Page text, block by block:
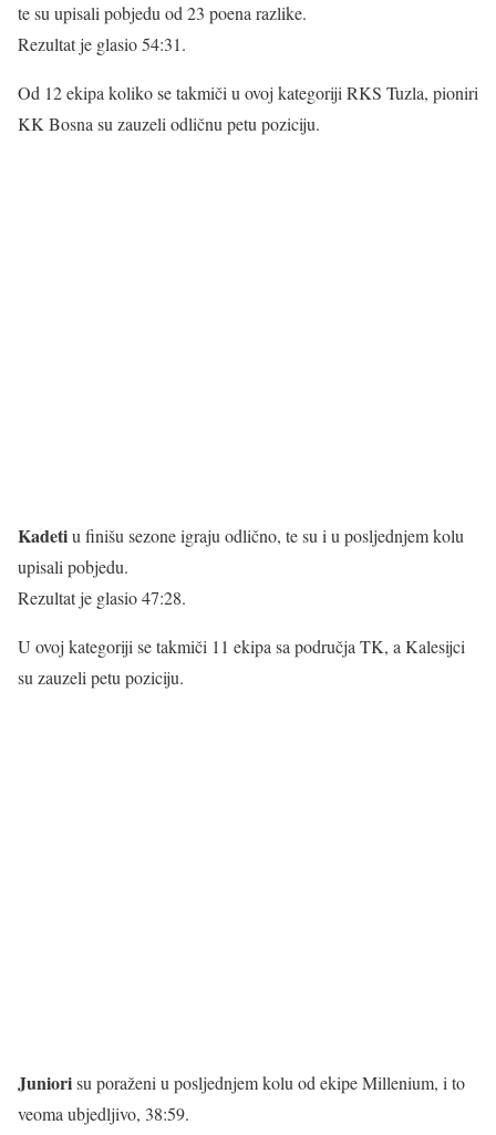
te su upisali pobjedu od 23 poena razlike.
Rezultat je glasio 54:31.
Od 12 ekipa koliko se takmiči u ovoj kategoriji RKS Tuzla, pioniri
KK Bosna su zauzeli odličnu petu poziciju.
Kadetiu finišu sezone igraju odlično, te su i u posljednjem kolu
upisali pobjedu.
Rezultat je glasio 47:28.
U ovoj kategoriji se takmiči 11 ekipa sa područja TK, a Kalesijci
su zauzeli petu poziciju.
Juniorisu poraženi u posljednjem kolu od ekipe Millenium, i to
veoma ubjedljivo, 38:59.